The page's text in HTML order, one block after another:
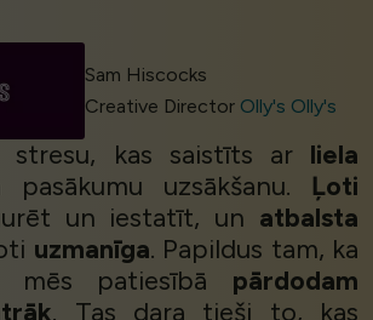
Sam Hiscocks
Creative Director Olly's Olly's
stresu, kas saistīts ar liela
pasākumu uzsākšanu. Ļoti
un iestatīt, un atbalsta
uzmanīga. Papildus tam, ka
mēs patiesībā pārdodam
. Tas dara tieši to, kas